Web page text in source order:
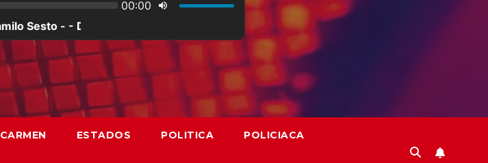
CARMEN ESTADOS POLITICA POLICIACA